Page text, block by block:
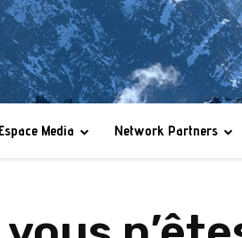
Espace Media Network Partners